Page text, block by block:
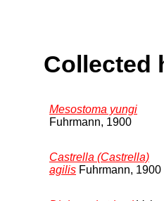
Collected
Mesostoma yungi
Fuhrmann, 1900
Castrella (Castrella)
agilis Fuhrmann, 1900